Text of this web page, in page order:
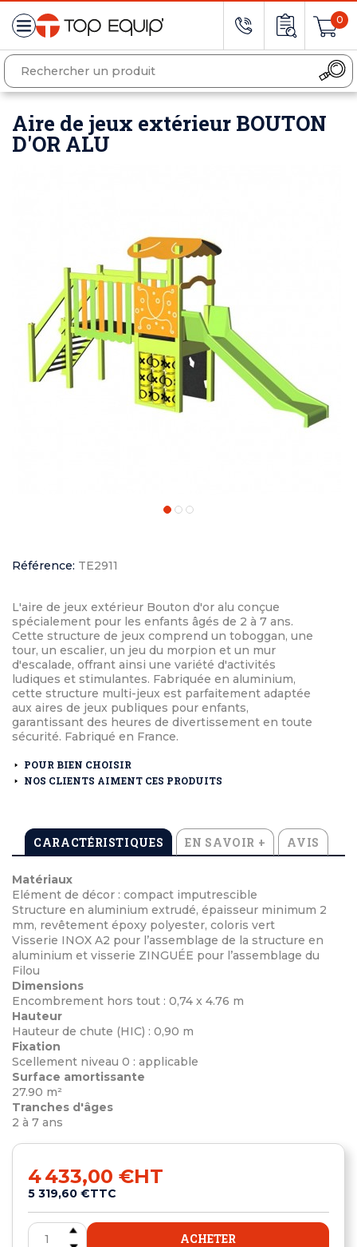
0
Aire de jeux extérieur BOUTON
D'OR ALU
Référence: TE2911
L'aire de jeux extérieur Bouton d'or alu conçue
spécialement pour les enfants âgés de 2 à 7 ans.
Cette structure de jeux comprend un toboggan, une
tour, un escalier, un jeu du morpion et un mur
d'escalade, offrant ainsi une variété d'activités
ludiques et stimulantes. Fabriquée en aluminium,
cette structure multi-jeux est parfaitement adaptée
aux aires de jeux publiques pour enfants,
garantissant des heures de divertissement en toute
sécurité. Fabriqué en France.
POUR BIEN CHOISIR
NOS CLIENTS AIMENT CES PRODUITS
CARACTÉRISTIQUES EN SAVOIR + AVIS
Matériaux
Elément de décor : compact imputrescible
Structure en aluminium extrudé, épaisseur minimum 2
mm, revêtement époxy polyester, coloris vert
Visserie INOX A2 pour l’assemblage de la structure en
aluminium et visserie ZINGUÉE pour l’assemblage du
Filou
Dimensions
Encombrement hors tout : 0,74 x 4.76 m
Hauteur
Hauteur de chute (HIC) : 0,90 m
Fixation
Scellement niveau 0 : applicable
Surface amortissante
27.90 m²
Tranches d'âges
2 à 7 ans
4 433,00 €HT
5 319,60 €TTC
ACHETER